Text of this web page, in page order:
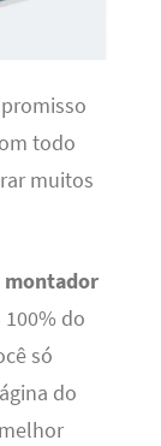
todo
muitos
montador
do
só
do